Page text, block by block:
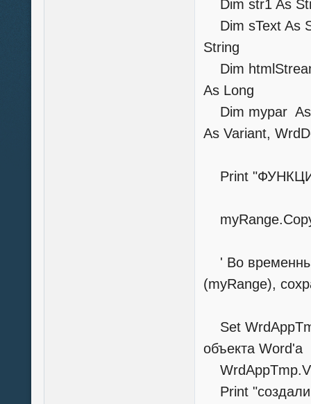
Dim str1 As
Dim sText As
String
Dim
As Long
Dim mypar As
As Variant,
Print
' Во
(myRange),
Set
объекта Word'a
Print